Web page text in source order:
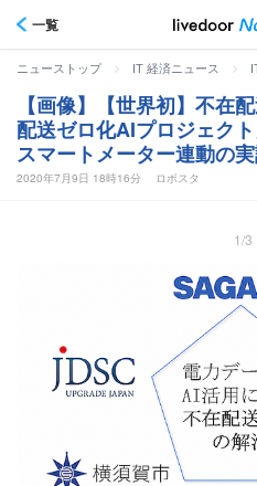
一覧
ニューストップ > IT 経済ニュース >
【画像】【世界初】不在
配送ゼロ化AIプロジェク
スマートメーター連動の
2020年7月9日 18時16分 ロボスタ
1/3